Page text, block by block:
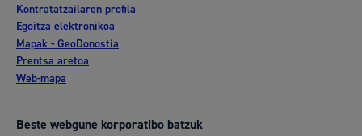
Kontratatzailaren profila
Egoitza elektronikoa
Mapak - GeoDonostia
Prentsa aretoa
Web-mapa
Beste webgune korporatibo batzuk